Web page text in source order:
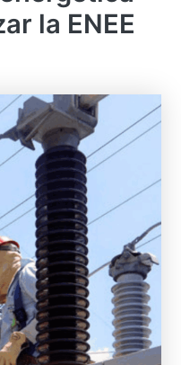
la ENEE